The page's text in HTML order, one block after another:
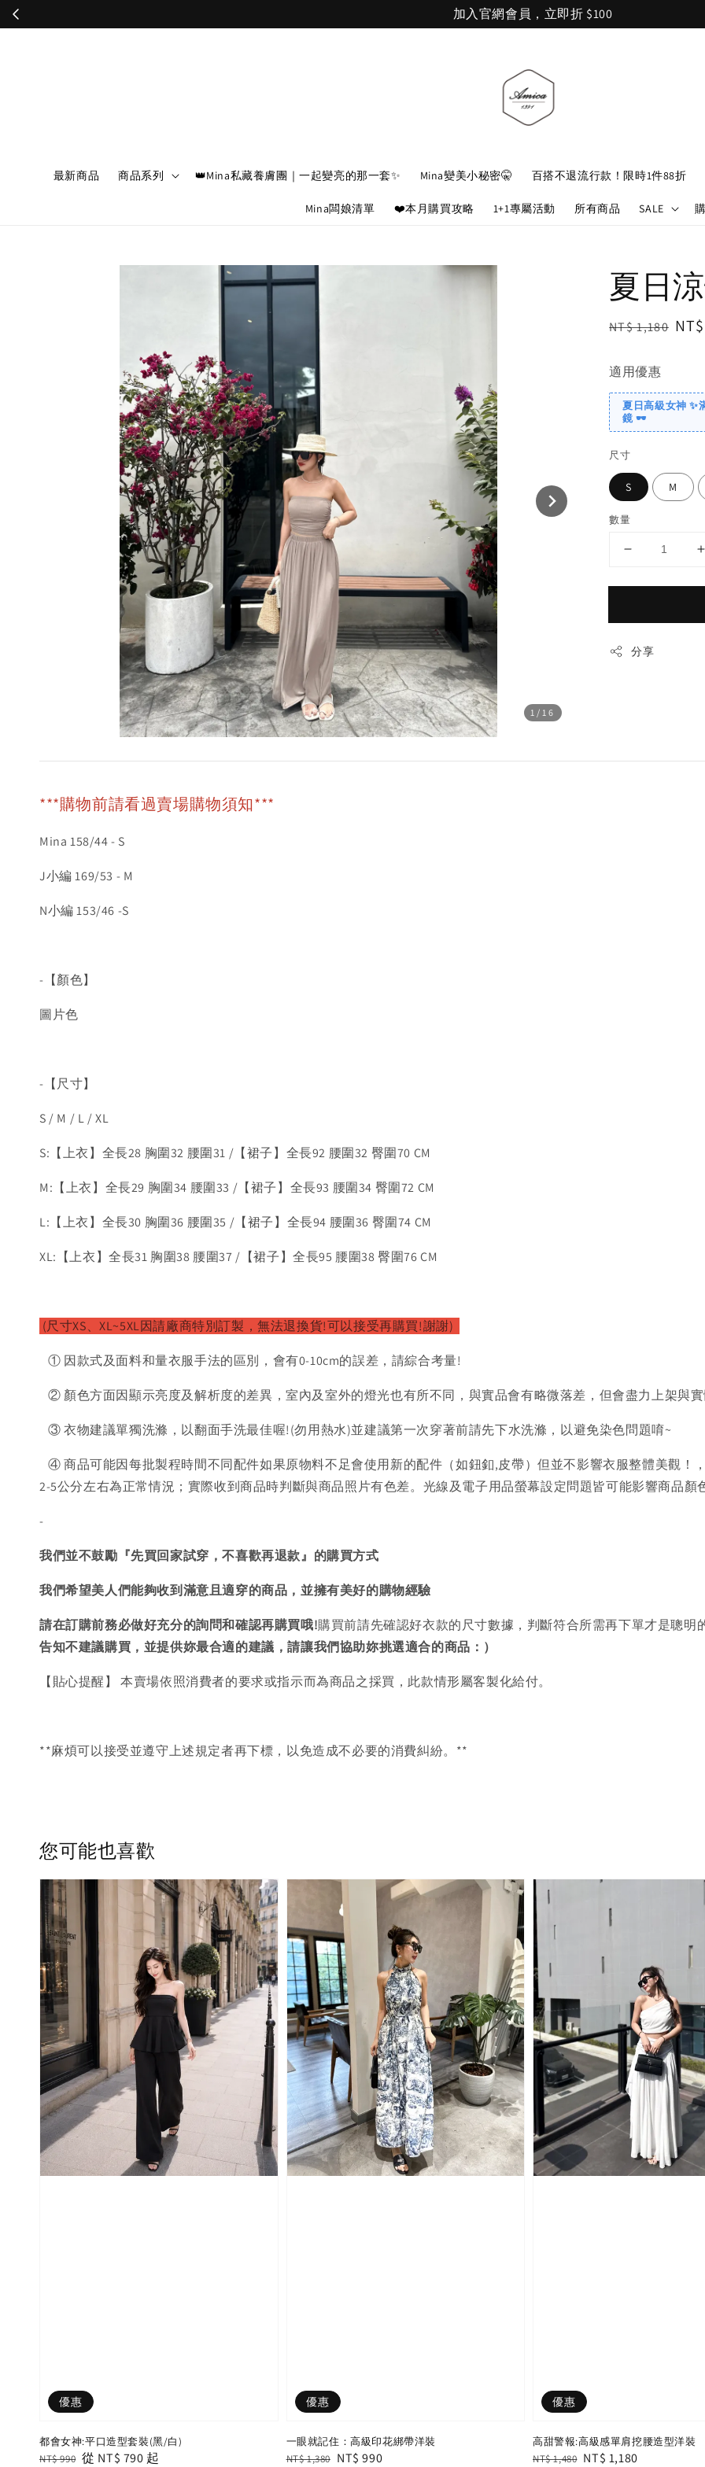
加入官網會員，立即折 $100
最新商品 商品系列 👑Mina私藏養膚團｜一起變亮的那一套✨ Mina變美小秘密🤫 百搭不退流行款！限時1件88折
Mina闆娘清單 ❤️本月購買攻略 1+1專屬活動 所有商品 SALE
1 /16
夏日
Regular
NT$ 1,180 Sale
適用優惠
夏日高級女神 ✨
鏡 🕶️
尺寸
S M
數量
分享
***購物前請看過賣場購物須知***
Mina 158/44 - S
J小編 169/53 - M
N小編 153/46 -S
-【顏色】
圖片色
-【尺寸】
S / M / L / XL
S:【上衣】全長28 胸圍32 腰圍31 /【裙子】全長92 腰圍32 臀圍70 CM
M:【上衣】全長29 胸圍34 腰圍33 /【裙子】全長93 腰圍34 臀圍72 CM
L:【上衣】全長30 胸圍36 腰圍35 /【裙子】全長94 腰圍36 臀圍74 CM
XL:【上衣】全長31 胸圍38 腰圍37 /【裙子】全長95 腰圍38 臀圍76 CM
(尺寸XS、XL~5XL因請廠商特別訂製，無法退換貨!可以接受再購買!謝謝)
① 因款式及面料和量衣服手法的區別，會有0-10cm的誤差，請綜合考量!
② 顏色方面因顯示亮度及解析度的差異，室內及室外的燈光也有所不同，與實品會有略微落差，但會盡力上架與實
③ 衣物建議單獨洗滌，以翻面手洗最佳喔!(勿用熱水)並建議第一次穿著前請先下水洗滌，以避免染色問題唷~
④ 商品可能因每批製程時間不同配件如果原物料不足會使用新的配件（如鈕釦,皮帶）但並不影響衣服整體美觀！
2-5公分左右為正常情況；實際收到商品時判斷與商品照片有色差。光線及電子用品螢幕設定問題皆可能影響商品顏
-
我們並不鼓勵『先買回家試穿，不喜歡再退款』的購買方式
我們希望美人們能夠收到滿意且適穿的商品，並擁有美好的購物經驗
請在訂購前務必做好充分的詢問和確認再購買哦!購買前請先確認好衣款的尺寸數據，判斷符合所需再下單才是聰明
告知不建議購買， 並提供妳最合適的建議，請讓我們協助妳挑選適合的商品：）
【貼心提醒】 本賣場依照消費者的要求或指示而為商品之採買，此款情形屬客製化給付。
**麻煩可以接受並遵守上述規定者再下標，以免造成不必要的消費糾紛。**
您可能也喜歡
優惠
都會女神:平口造型套裝(黑/白)
Regular
NT$ 990 Sale
從 NT$ 790 起
優惠
一眼就記住：高級印花綁帶洋裝
Regular
NT$ 1,380 Sale
NT$ 990
優惠
高甜警報:高級感單肩挖腰造型洋裝
Regular
NT$ 1,480 Sale
NT$ 1,180